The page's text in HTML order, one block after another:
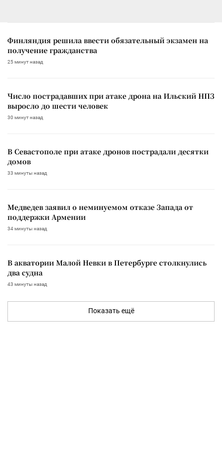
Финляндия решила ввести обязательный экзамен на
получение гражданства
25 минут назад
Число пострадавших при атаке дрона на Ильский НПЗ
выросло до шести человек
30 минут назад
В Севастополе при атаке дронов пострадали десятки
домов
33 минуты назад
Медведев заявил о неминуемом отказе Запада от
поддержки Армении
34 минуты назад
В акватории Малой Невки в Петербурге столкнулись
два судна
43 минуты назад
Показать ещё